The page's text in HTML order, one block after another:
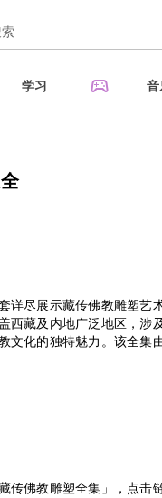
学习 sports_esports 音
详尽展示藏传佛教雕塑
西藏及内地广泛地区，涉
文化的独特魅力。该全集
传佛教雕塑全集」，点击